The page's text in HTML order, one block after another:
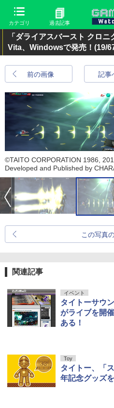
カテゴリ 過去記事
「ダライアスバースト クロ
Vita、Windowsで発売！ (19/
前の画像 記事
©TAITO CORPORATION 1986,
Developed and Published by
この写真
関連記事
イベント
タイトーサウ
がライブを開
ある！
Toy
タイトー、「
年記念グッズ